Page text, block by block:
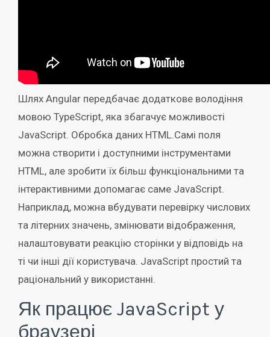
Шлях Angular передбачає додаткове володіння
мовою TypeScript, яка збагачує можливості
JavaScript. Обробка даних HTML.Самі поля
можна створити і доступними інструментами
HTML, але зробити їх більш функціональними та
інтерактивними допомагає саме JavaScript.
Наприклад, можна вбудувати перевірку числових
та літерних значень, змінювати відображення,
налаштовувати реакцію сторінки у відповідь на
ті чи інші дії користувача. JavaScript простий та
раціональний у використанні.
Як працює JavaScript у
браузері